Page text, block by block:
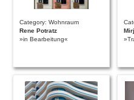
Category: Wohnraum
Rene Potratz
»in Bearbeitung«